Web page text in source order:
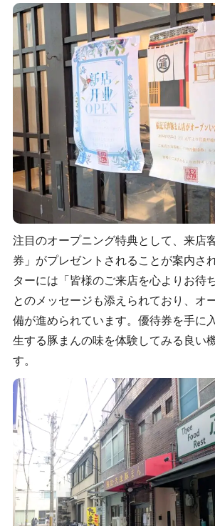
注目のオープニング特典として、来店
券」がプレゼントされることが案内さ
ターには「皆様のご来店を心よりお待
とのメッセージも添えられており、オ
備が進められています。優待券を手に
生する豚まんの味を体験してみる良い
す。